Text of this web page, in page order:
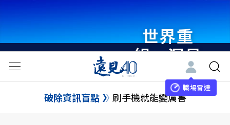
世界重
組・洞見
未來 與
世界領袖
職場雷達
破除資訊盲點 刷手機就能變厲害